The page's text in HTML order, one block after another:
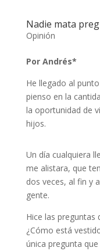
Nadie mata
Opinión
Por Andrés*
He llegado al
pienso en la
la oportunidad de
hijos.
Un día cualquiera
me alistara, que
dos veces, al fin y
gente.
Hice las preguntas
¿Cómo está
única pregunta